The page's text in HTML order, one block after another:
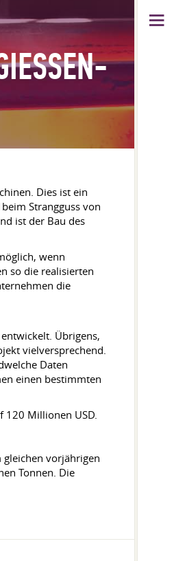
M
Dies ist ein
Strangguss von
ist der Bau des
wenn
so die realisierten
die
Übrigens,
vielversprechend.
Daten
einen bestimmten
120 Millionen USD.
gleichen vorjährigen
Tonnen. Die